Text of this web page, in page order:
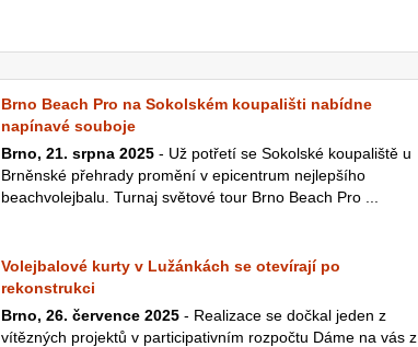
Brno Beach Pro na Sokolském koupališti nabídne
napínavé souboje
Brno, 21. srpna 2025 - Už potřetí se Sokolské koupaliště u
Brněnské přehrady promění v epicentrum nejlepšího
beachvolejbalu. Turnaj světové tour Brno Beach Pro ...
Volejbalové kurty v Lužánkách se otevírají po
rekonstrukci
Brno, 26. července 2025 - Realizace se dočkal jeden z
vítězných projektů v participativním rozpočtu Dáme na vás z